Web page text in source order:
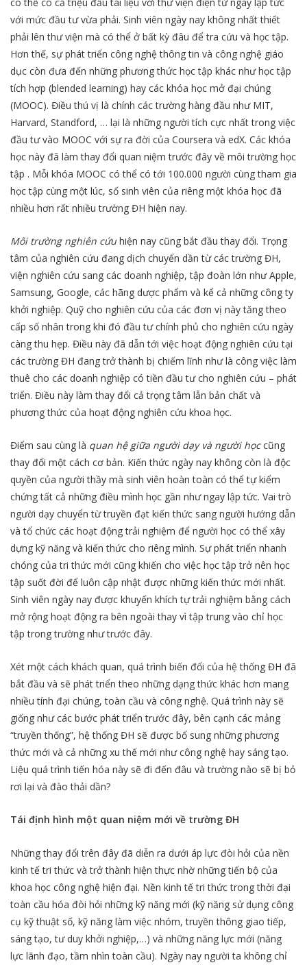
với mức đầu tư vừa phải. Sinh viên ngày nay không nhất thiết
phải lên thư viện mà có thể ở bất kỳ đâu để tra cứu và học tập.
Hơn thế, sự phát triển công nghệ thông tin và công nghệ giáo
dục còn đưa đến những phương thức học tập khác như học tập
tích hợp (blended learning) hay các khóa học mở đại chúng
(MOOC). Điều thú vị là chính các trường hàng đầu như MIT,
Harvard, Standford, … lại là những người tích cực nhất trong việc
đầu tư vào MOOC với sự ra đời của Coursera và edX. Các khóa
học này đã làm thay đổi quan niệm trước đây về môi trường học
tập . Mỗi khóa MOOC có thể có tới 100.000 người cùng tham gia
học tập cùng một lúc, số sinh viên của riêng một khóa học đã
nhiều hơn rất nhiều trường ĐH hiện nay.
Môi trường nghiên cứu hiện nay cũng bắt đầu thay đổi. Trọng
tâm của nghiên cứu đang dịch chuyển dần từ các trường ĐH,
viện nghiên cứu sang các doanh nghiệp, tập đoàn lớn như Apple,
Samsung, Google, các hãng dược phẩm và kể cả những công ty
khởi nghiệp. Quỹ cho nghiên cứu của các đơn vị này tăng theo
cấp số nhân trong khi đó đầu tư chính phủ cho nghiên cứu ngày
càng thu hẹp. Điều này đã dẫn tới việc hoạt động nghiên cứu tại
các trường ĐH đang trở thành bị chiếm lĩnh như là công việc làm
thuê cho các doanh nghiệp có tiền đầu tư cho nghiên cứu – phát
triển. Điều này làm thay đổi cả trọng tâm lẫn bản chất và
phương thức của hoạt động nghiên cứu khoa học.
Điểm sau cùng là quan hệ giữa người dạy và người họccũng
thay đổi một cách cơ bản. Kiến thức ngày nay không còn là độc
quyền của người thầy mà sinh viên hoàn toàn có thể tự kiểm
chứng tất cả những điều mình học gần như ngay lập tức. Vai trò
người dạy chuyển từ truyền đạt kiến thức sang người hướng dẫn
và tổ chức các hoạt động trải nghiệm để người học có thể xây
dựng kỹ năng và kiến thức cho riêng mình. Sự phát triển nhanh
chóng của tri thức mới cũng khiến cho việc học tập trở nên học
tập suốt đời để luôn cập nhật được những kiến thức mới nhất.
Sinh viên ngày nay được khuyến khích tự trải nghiệm bằng cách
mở rộng hoạt động ra bên ngoài thay vì tập trung vào chỉ học
tập trong trường như trước đây.
Xét một cách khách quan, quá trình biến đổi của hệ thống ĐH đã
bắt đầu và sẽ phát triển theo những dạng thức khác hơn mang
nhiều tính đại chúng, toàn cầu và công nghệ. Quá trình này sẽ
giống như các bước phát triển trước đây, bên cạnh các mảng
“truyền thống”, hệ thống ĐH sẽ được bổ sung những phương
thức mới và cả những xu thế mới như công nghệ hay sáng tạo.
Liệu quá trình tiến hóa này sẽ đi đến đâu và trường nào sẽ bị bỏ
rơi lại và đào thải dần?
Tái định hình một quan niệm mới về trường ĐH
Những thay đổi trên đây đã diễn ra dưới áp lực đòi hỏi của nền
kinh tế tri thức và trở thành hiện thực nhờ những tiến bộ của
khoa học công nghệ hiện đại. Nền kinh tế tri thức trong thời đại
toàn cầu hóa đòi hỏi những kỹ năng mới (kỹ năng sử dụng công
cụ kỹ thuật số, kỹ năng làm việc nhóm, truyền thông giao tiếp,
sáng tạo, tư duy khởi nghiệp,…) và những năng lực mới (năng
lực lãnh đạo, tầm nhìn toàn cầu). Ngày nay người ta không chỉ